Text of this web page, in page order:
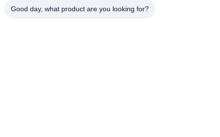
Good day, what product are you looking for?